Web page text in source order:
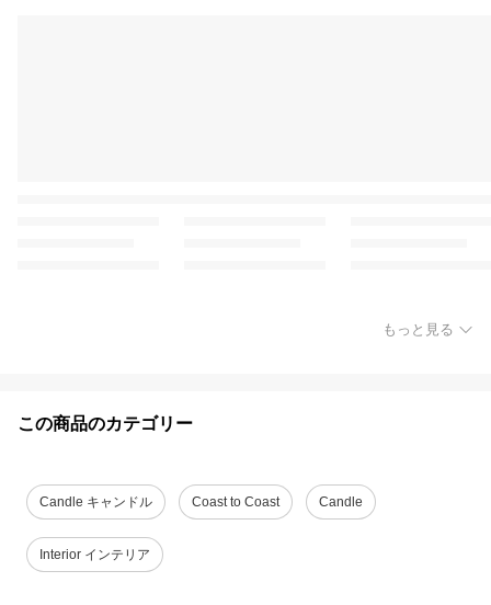
もっと見る
この商品のカテゴリー
Candle キャンドル Coast to Coast Candle
Interior インテリア